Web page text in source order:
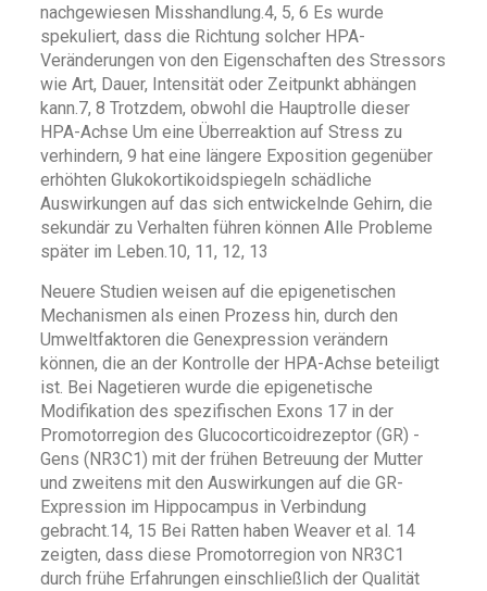
nachgewiesen Misshandlung.4, 5, 6 Es wurde
spekuliert, dass die Richtung solcher HPA-
Veränderungen von den Eigenschaften des Stressors
wie Art, Dauer, Intensität oder Zeitpunkt abhängen
kann.7, 8 Trotzdem, obwohl die Hauptrolle dieser
HPA-Achse Um eine Überreaktion auf Stress zu
verhindern, 9 hat eine längere Exposition gegenüber
erhöhten Glukokortikoidspiegeln schädliche
Auswirkungen auf das sich entwickelnde Gehirn, die
sekundär zu Verhalten führen können Alle Probleme
später im Leben.10, 11, 12, 13
Neuere Studien weisen auf die epigenetischen
Mechanismen als einen Prozess hin, durch den
Umweltfaktoren die Genexpression verändern
können, die an der Kontrolle der HPA-Achse beteiligt
ist. Bei Nagetieren wurde die epigenetische
Modifikation des spezifischen Exons 17 in der
Promotorregion des Glucocorticoidrezeptor (GR) -
Gens (NR3C1) mit der frühen Betreuung der Mutter
und zweitens mit den Auswirkungen auf die GR-
Expression im Hippocampus in Verbindung
gebracht.14, 15 Bei Ratten haben Weaver et al. 14
zeigten, dass diese Promotorregion von NR3C1
durch frühe Erfahrungen einschließlich der Qualität